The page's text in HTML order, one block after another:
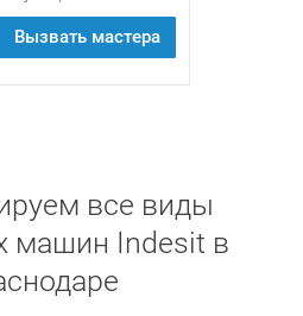
Вызвать мастера
все виды
машин Indesit в